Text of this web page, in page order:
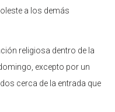
a los demás
religiosa dentro de la
excepto por un
cerca de la entrada que